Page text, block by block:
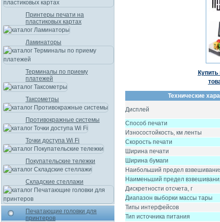
Технические
Дисплей
Способ печати
Износостойкость, км ленты
Скорость печати
Ширина печати
Ширина бумаги
Наибольший предел
Наименьший предел
Дискретности отсчета, г
Диапазон выборки массы тары
Типы интерфейсов
Тип источника питания
Принтеры печати на
пластиковых картах
Ламинаторы
Терминалы по приему
платежей
Таксометры
Противокражные системы
Точки доступа Wi Fi
Покупательские тележки
Складские стеллажи
Печатающие головки для
принтеров